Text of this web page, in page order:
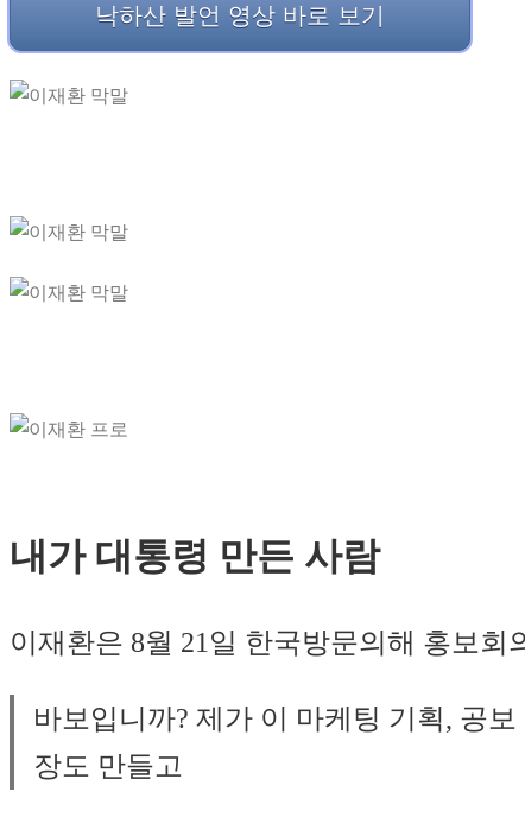
낙하산 발언 영상 바로 보기
내가 대통령 만든 사람
이재환은 8월 21일 한국방문의해 홍보회
바보입니까? 제가 이 마케팅 기획, 공
장도 만들고